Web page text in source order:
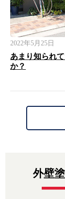
2022年5月25日
あまり知られ
か？
外壁